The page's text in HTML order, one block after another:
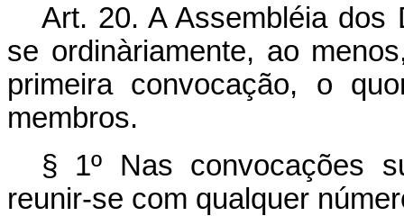
Art. 20. A Assembléia dos
se ordinàriamente, ao
primeira convocação, o
membros.
§ 1º Nas convocações
reunir-se com qualquer